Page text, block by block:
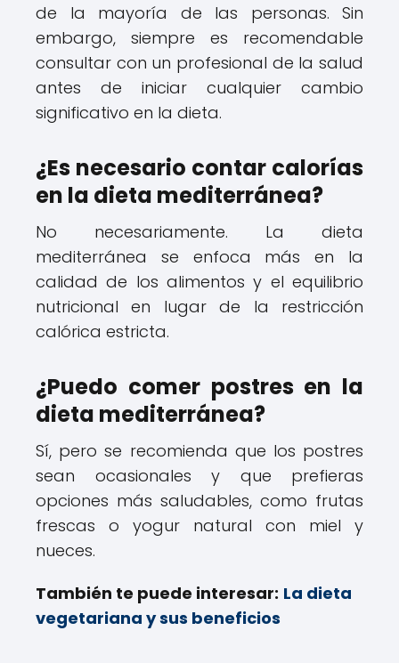
de la mayoría de las personas. Sin
embargo, siempre es recomendable
consultar con un profesional de la salud
antes de iniciar cualquier cambio
significativo en la dieta.
¿Es necesario contar calorías
en la dieta mediterránea?
No necesariamente. La dieta
mediterránea se enfoca más en la
calidad de los alimentos y el equilibrio
nutricional en lugar de la restricción
calórica estricta.
¿Puedo comer postres en la
dieta mediterránea?
Sí, pero se recomienda que los postres
sean ocasionales y que prefieras
opciones más saludables, como frutas
frescas o yogur natural con miel y
nueces.
También te puede interesar: La dieta
vegetariana y sus beneficios